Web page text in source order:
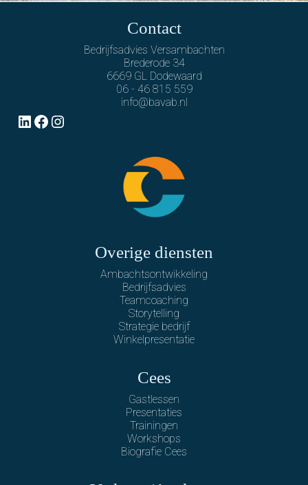
Contact
Bedrijfsadvies Versambachten
Brederode 34
6669 GL Dodewaard
06 - 46 815 559
info@bavab.nl
LinkedIn
Facebook
Instagram
Overige diensten
Ambachtsontwikkeling
Bedrijfsadvies
Teamcoaching
Storytelling
Strategie bedrijf
Winkelpresentatie
Cees
Gastlessen
Presentaties
Trainingen
Workshops
Biografie Cees